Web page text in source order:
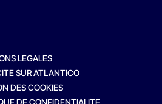
LEGALES
SUR ATLANTICO
DES COOKIES
DE CONFIDENTIALITE